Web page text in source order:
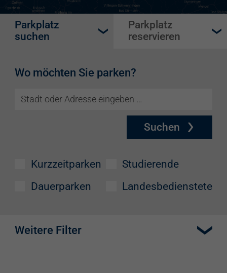
Parkplatz
suchen
Parkplatz
reservieren
Wo möchten Sie parken?
Suchen
Kurzzeitparken
Dauerparken
Studierende
Landesbedienstete
Weitere Filter